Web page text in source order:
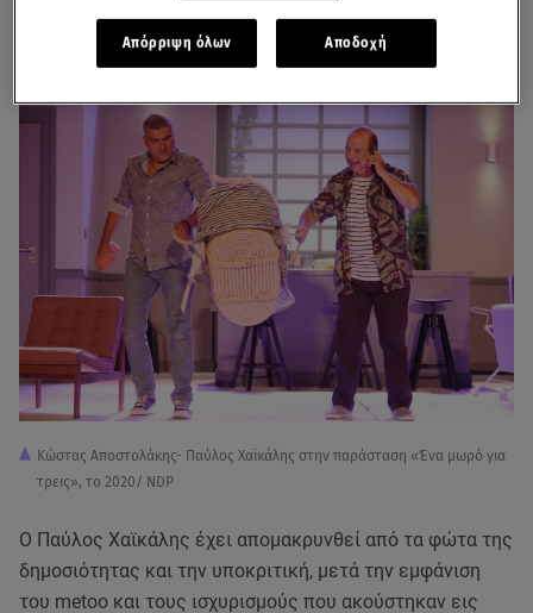
«η τέχνη πρέπει να είναι ενωτική».
Κώστας Αποστολάκης- Παύλος Χαϊκάλης στην παράσταση «Ένα μωρό για
τρεις», το 2020/ NDP
Ο Παύλος Χαϊκάλης έχει απομακρυνθεί από τα φώτα της
δημοσιότητας και την υποκριτική, μετά την εμφάνιση
του metoo και τους ισχυρισμούς που ακούστηκαν εις
Απόρριψη όλων Αποδοχή